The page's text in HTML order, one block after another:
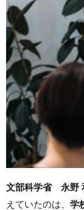
文部科学省 永野
えていたのは、 学